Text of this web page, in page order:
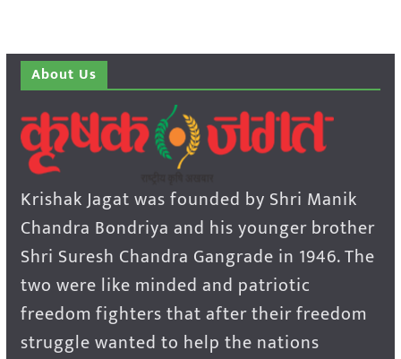
About Us
Krishak Jagat was founded by Shri Manik
Chandra Bondriya and his younger brother
Shri Suresh Chandra Gangrade in 1946. The
two were like minded and patriotic
freedom fighters that after their freedom
struggle wanted to help the nations